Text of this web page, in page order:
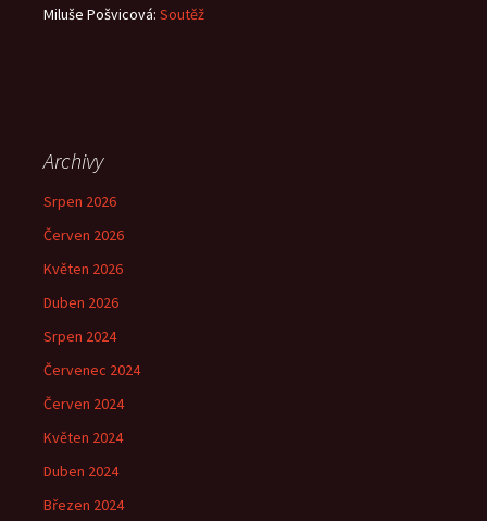
Miluše Pošvicová: Soutěž
Archivy
Srpen 2026
Červen 2026
Květen 2026
Duben 2026
Srpen 2024
Červenec 2024
Červen 2024
Květen 2024
Duben 2024
Březen 2024